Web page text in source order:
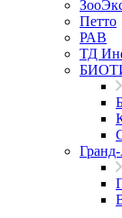
Петто
РАВ
ТД